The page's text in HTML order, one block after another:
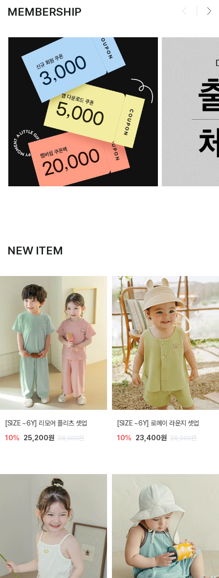
MEMBERSHIP
NEW ITEM
[SIZE ~6Y] 리모어 플리츠 셋업
10% 25,200원 28,000원
[SIZE ~6Y] 로메이 라운지 셋업
10% 23,400원 26,000원